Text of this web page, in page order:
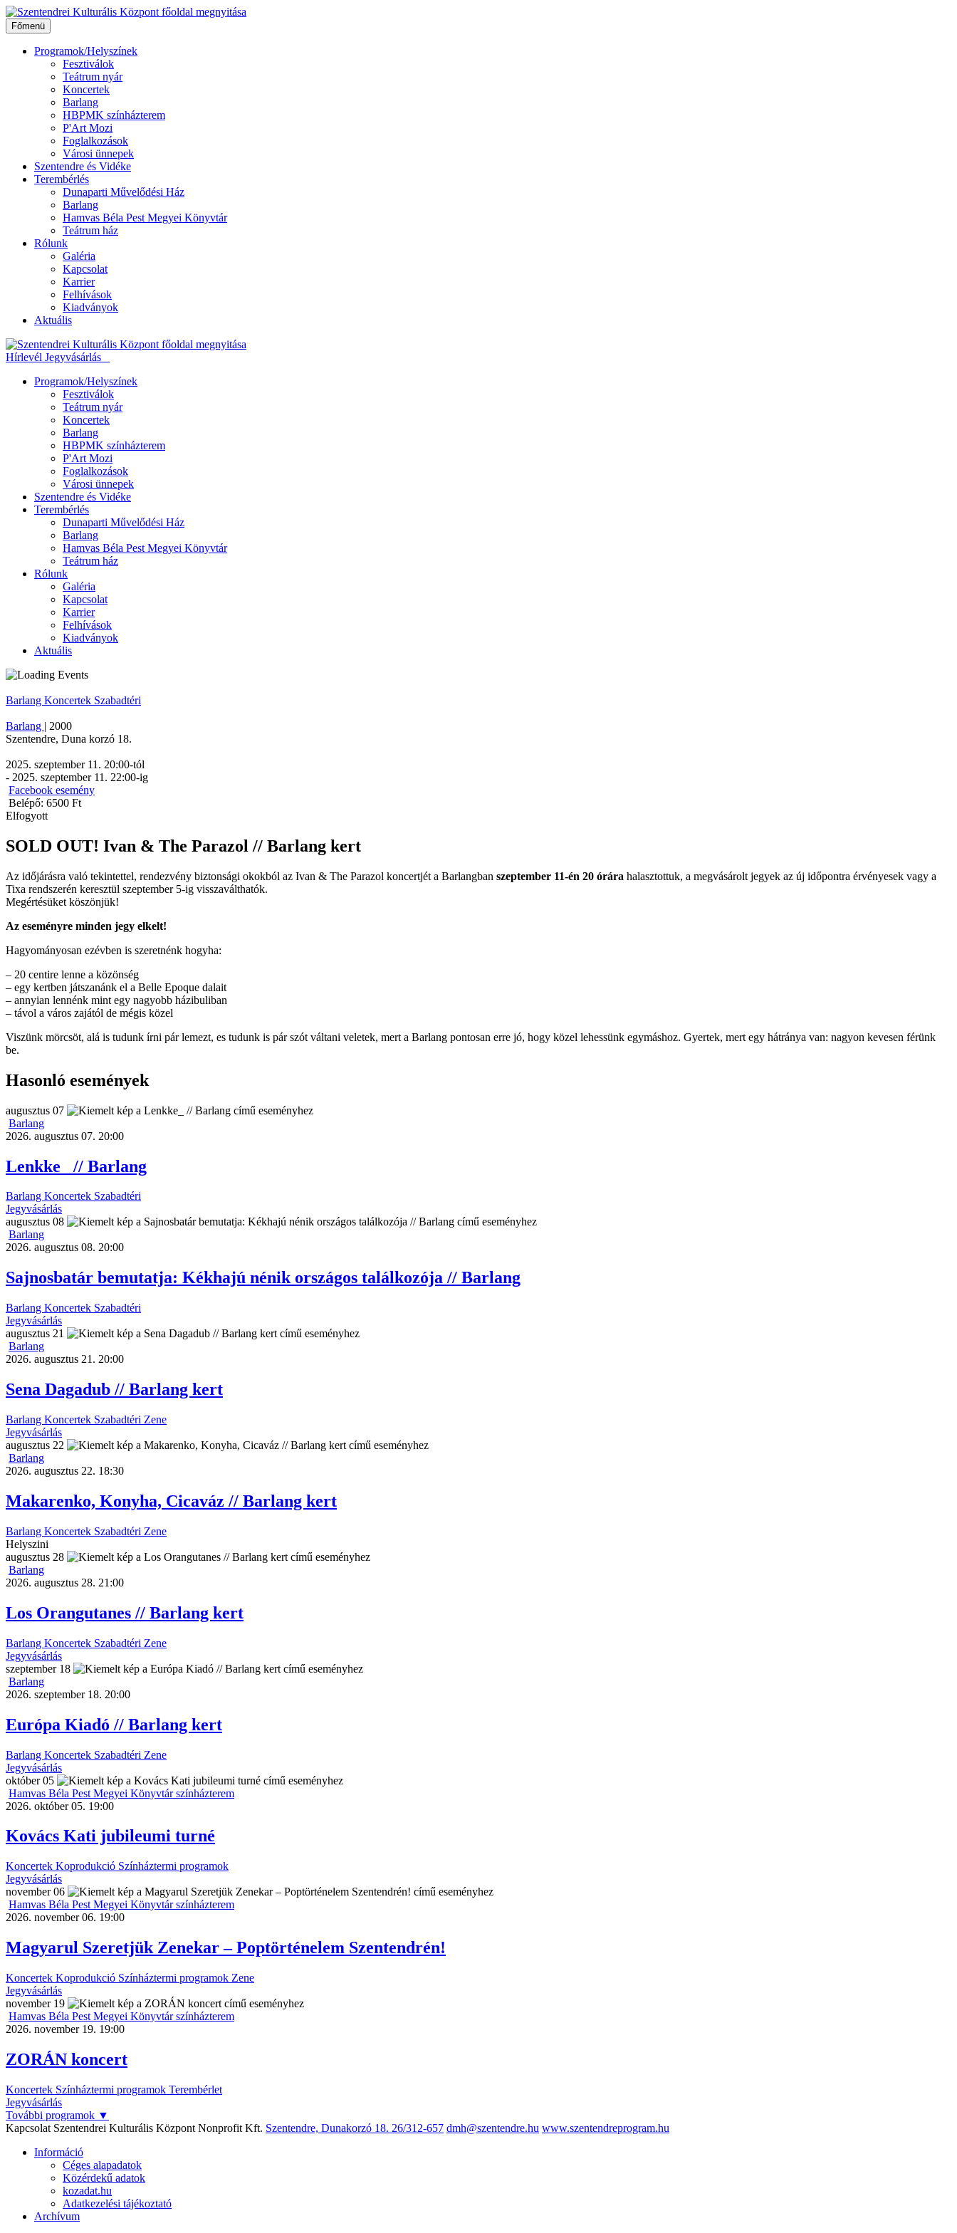
Ugrás
a
tartalomhoz
Főmenü
Programok/Helyszínek
Fesztiválok
Teátrum nyár
Koncertek
Barlang
HBPMK színházterem
P'Art Mozi
Foglalkozások
Városi ünnepek
Szentendre és Vidéke
Terembérlés
Dunaparti Művelődési Ház
Barlang
Hamvas Béla Pest Megyei Könyvtár
Teátrum ház
Rólunk
Galéria
Kapcsolat
Karrier
Felhívások
Kiadványok
Aktuális
Hírlevél Jegyvásárlás
Programok/Helyszínek
Fesztiválok
Teátrum nyár
Koncertek
Barlang
HBPMK színházterem
P'Art Mozi
Foglalkozások
Városi ünnepek
Szentendre és Vidéke
Terembérlés
Dunaparti Művelődési Ház
Barlang
Hamvas Béla Pest Megyei Könyvtár
Teátrum ház
Rólunk
Galéria
Kapcsolat
Karrier
Felhívások
Kiadványok
Aktuális
Barlang Koncertek Szabadtéri
Barlang | 2000
Szentendre, Duna korzó 18.
2025. szeptember 11. 20:00-tól
- 2025. szeptember 11. 22:00-ig
Facebook esemény
Belépő: 6500 Ft
Elfogyott
SOLD OUT! Ivan & The Parazol // Barlang kert
Az időjárásra való tekintettel, rendezvény biztonsági okokból az Ivan & The Parazol koncertjét a Barlangban szeptember 11-én 20 órára halasztottuk, a megvásárolt jegyek az új időpontra érvényesek vagy a
Tixa rendszerén keresztül szeptember 5-ig visszaválthatók.
Megértésüket köszönjük!
Az eseményre minden jegy elkelt!
Hagyományosan ezévben is szeretnénk hogyha:
– 20 centire lenne a közönség
– egy kertben játszanánk el a Belle Epoque dalait
– annyian lennénk mint egy nagyobb házibuliban
– távol a város zajától de mégis közel
Viszünk mörcsöt, alá is tudunk írni pár lemezt, es tudunk is pár szót váltani veletek, mert a Barlang pontosan erre jó, hogy közel lehessünk egymáshoz. Gyertek, mert egy hátránya van: nagyon kevesen férünk
be.
Hasonló események
augusztus 07
Barlang
2026. augusztus 07. 20:00
Lenkke_ // Barlang
Barlang Koncertek Szabadtéri
Jegyvásárlás
augusztus 08
Barlang
2026. augusztus 08. 20:00
Sajnosbatár bemutatja: Kékhajú nénik országos találkozója // Barlang
Barlang Koncertek Szabadtéri
Jegyvásárlás
augusztus 21
Barlang
2026. augusztus 21. 20:00
Sena Dagadub // Barlang kert
Barlang Koncertek Szabadtéri Zene
Jegyvásárlás
augusztus 22
Barlang
2026. augusztus 22. 18:30
Makarenko, Konyha, Cicaváz // Barlang kert
Barlang Koncertek Szabadtéri Zene
Helyszini
augusztus 28
Barlang
2026. augusztus 28. 21:00
Los Orangutanes // Barlang kert
Barlang Koncertek Szabadtéri Zene
Jegyvásárlás
szeptember 18
Barlang
2026. szeptember 18. 20:00
Európa Kiadó // Barlang kert
Barlang Koncertek Szabadtéri Zene
Jegyvásárlás
október 05
Hamvas Béla Pest Megyei Könyvtár színházterem
2026. október 05. 19:00
Kovács Kati jubileumi turné
Koncertek Koprodukció Színháztermi programok
Jegyvásárlás
november 06
Hamvas Béla Pest Megyei Könyvtár színházterem
2026. november 06. 19:00
Magyarul Szeretjük Zenekar – Poptörténelem Szentendrén!
Koncertek Koprodukció Színháztermi programok Zene
Jegyvásárlás
november 19
Hamvas Béla Pest Megyei Könyvtár színházterem
2026. november 19. 19:00
ZORÁN koncert
Koncertek Színháztermi programok Terembérlet
Jegyvásárlás
További programok ▼
Kapcsolat Szentendrei Kulturális Központ Nonprofit Kft. Szentendre, Dunakorzó 18. 26/312-657 dmh@szentendre.hu www.szentendreprogram.hu
Információ
Céges alapadatok
Közérdekű adatok
kozadat.hu
Adatkezelési tájékoztató
Archívum